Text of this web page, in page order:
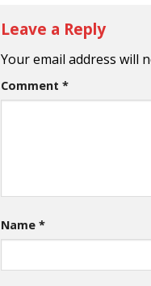
Leave a Reply
Your email address will
Comment*
Name*